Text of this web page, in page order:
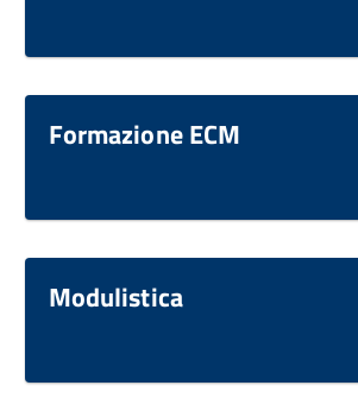
Formazione ECM
Modulistica